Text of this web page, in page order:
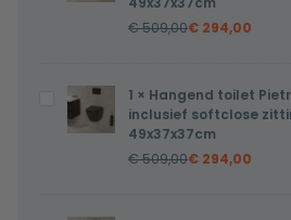
inclusief
softclose
wit
€509,00€ 294,00
Hangend
toilet
1 × Hangend toilet
inclusief softclose
49x37x37cm
€509,00€ 294,00